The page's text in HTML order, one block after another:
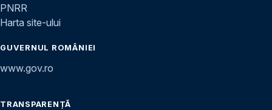
PNRR
Harta site-ului
GUVERNUL ROMÂNIEI
www.gov.ro
TRANSPARENȚĂ